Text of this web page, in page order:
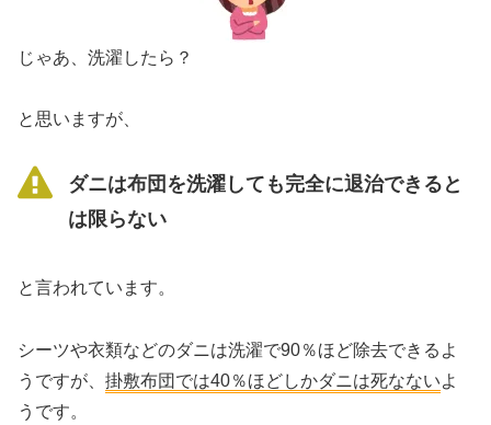
じゃあ、洗濯したら？
と思いますが、
ダニは布団を洗濯しても完全に退治できると
は限らない
と言われています。
シーツや衣類などのダニは洗濯で90％ほど除去できるよ
うですが、 掛敷布団では40％ほどしかダニは死なないよ
うです。